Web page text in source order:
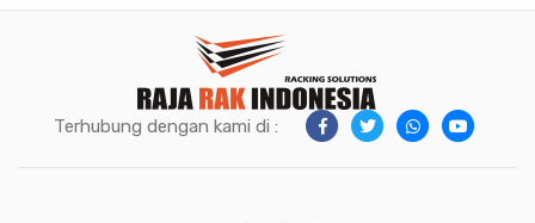
Terhubung dengan kami di :